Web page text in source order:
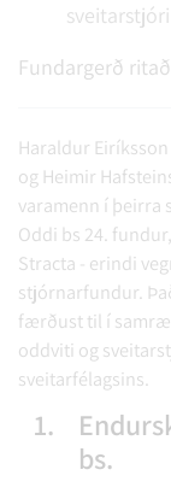
sveitarstjóri
Fundargerð
Haraldur
og Heimir
varamenn í þeirra
Oddi bs 24.
Stracta - erindi
stjórnarfundur.
færðust til í
oddviti og
sveitarfélagsins.
1.
bs.